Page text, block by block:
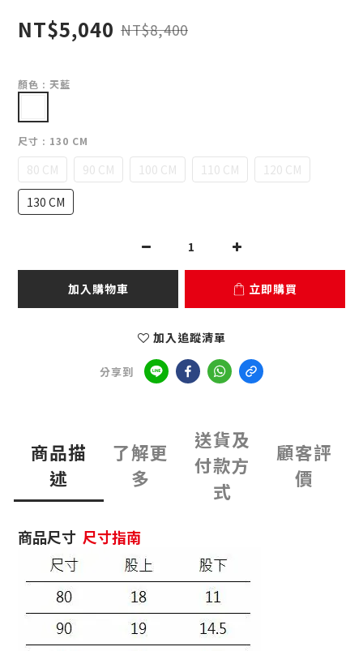
NT$5,040 NT$8,400
顏色 : 天藍
尺寸 : 130 CM
80 CM 90 CM 100 CM 110 CM
120 CM
130 CM
加入購物車 立即購買
加入追蹤清單
分享到
商品描
述
了解更
多
送貨及
付款方
式
顧客評
價
商品尺寸 尺寸指南